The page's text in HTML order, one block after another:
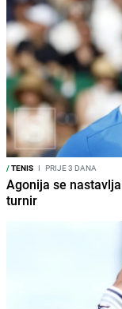
/TENIS I PRIJE 3 DANA
Agonija se
turnir